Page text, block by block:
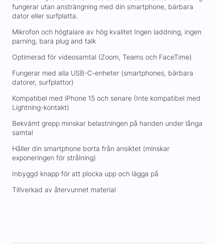
fungerar utan ansträngning med din smartphone, bärbara
dator eller surfplatta.
Mikrofon och högtalare av hög kvalitet Ingen laddning, ingen
parning, bara plug and talk
Optimerad för videosamtal (Zoom, Teams och FaceTime)
Fungerar med alla USB-C-enheter (smartphones, bärbara
datorer, surfplattor)
Kompatibel med iPhone 15 och senare (Inte kompatibel med
Lightning-kontakt)
Bekvämt grepp minskar belastningen på handen under långa
samtal
Håller din smartphone borta från ansiktet (minskar
exponeringen för strålning)
Inbyggd knapp för att plocka upp och lägga på
Tillverkad av återvunnet material